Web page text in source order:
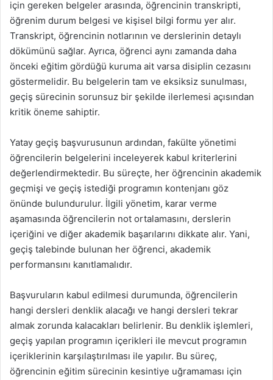
için gereken belgeler arasında, öğrencinin transkripti,
öğrenim durum belgesi ve kişisel bilgi formu yer alır.
Transkript, öğrencinin notlarının ve derslerinin detaylı
dökümünü sağlar. Ayrıca, öğrenci aynı zamanda daha
önceki eğitim gördüğü kuruma ait varsa disiplin cezasını
göstermelidir. Bu belgelerin tam ve eksiksiz sunulması,
geçiş sürecinin sorunsuz bir şekilde ilerlemesi açısından
kritik öneme sahiptir.
Yatay geçiş başvurusunun ardından, fakülte yönetimi
öğrencilerin belgelerini inceleyerek kabul kriterlerini
değerlendirmektedir. Bu süreçte, her öğrencinin akademik
geçmişi ve geçiş istediği programın kontenjanı göz
önünde bulundurulur. İlgili yönetim, karar verme
aşamasında öğrencilerin not ortalamasını, derslerin
içeriğini ve diğer akademik başarılarını dikkate alır. Yani,
geçiş talebinde bulunan her öğrenci, akademik
performansını kanıtlamalıdır.
Başvuruların kabul edilmesi durumunda, öğrencilerin
hangi dersleri denklik alacağı ve hangi dersleri tekrar
almak zorunda kalacakları belirlenir. Bu denklik işlemleri,
geçiş yapılan programın içerikleri ile mevcut programın
içeriklerinin karşılaştırılması ile yapılır. Bu süreç,
öğrencinin eğitim sürecinin kesintiye uğramaması için